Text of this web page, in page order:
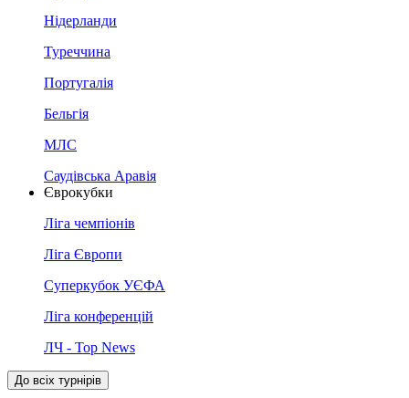
Нідерланди
Туреччина
Португалія
Бельгія
МЛС
Саудівська Аравія
Єврокубки
Ліга чемпіонів
Ліга Європи
Суперкубок УЄФА
Ліга конференцій
ЛЧ - Top News
До всіх турнірів